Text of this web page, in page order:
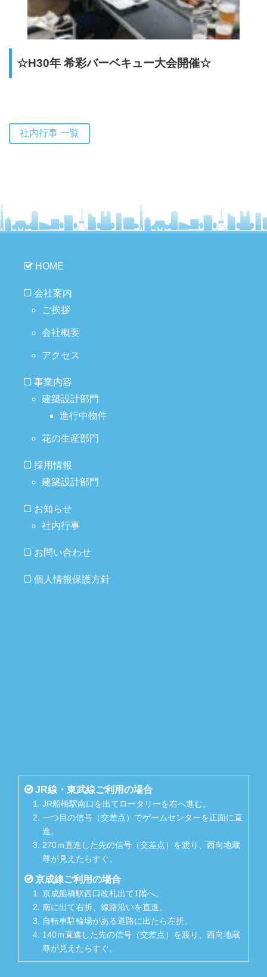
☆H30年 希彩バーベキュー大会開催☆
社内行事 一覧
HOME
会社案内
ご挨拶
会社概要
アクセス
事業内容
建築設計部門
進行中物件
花の生産部門
採用情報
建築設計部門
お知らせ
社内行事
お問い合わせ
個人情報保護方針
JR線・東武線ご利用の場合
JR船橋駅南口を出てロータリーを右へ進む。
一つ目の信号（交差点）でゲームセンターを正面に直
進。
270ｍ直進した先の信号（交差点）を渡り、西向地蔵
尊が見えたらすぐ。
京成線ご利用の場合
京成船橋駅西口改札出て1階へ。
南に出て右折、線路沿いを直進。
自転車駐輪場がある道路に出たら左折。
140ｍ直進した先の信号（交差点）を渡り、西向地蔵
尊が見えたらすぐ。